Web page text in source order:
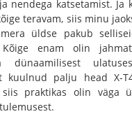
nendega katsetamist. Ja
teravam, siis minu
üldse pakub
enam olin
dünaamilisest
kuulnud palju head X-
siis praktikas olin väga